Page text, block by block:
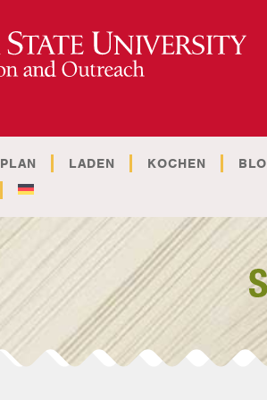
PLAN LADEN KOCHEN